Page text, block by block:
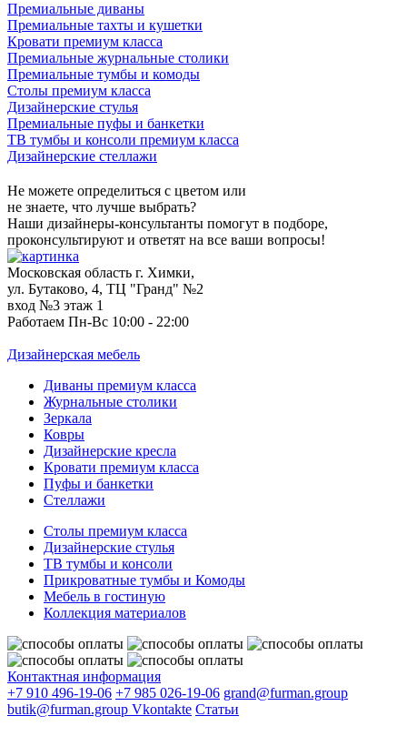
Премиальные диваны
Премиальные тахты и кушетки
Кровати премиум класса
Премиальные журнальные столики
Премиальные тумбы и комоды
Столы премиум класса
Дизайнерские стулья
Премиальные пуфы и банкетки
ТВ тумбы и консоли премиум класса
Дизайнерские стеллажи
Не можете определиться с цветом или
не знаете, что лучше выбрать?
Наши дизайнеры-консультанты помогут в подборе,
проконсультируют и ответят на все ваши вопросы!
Московская область г. Химки,
ул. Бутаково, 4, ТЦ "Гранд" №2
вход №3 этаж 1
Работаем Пн-Вс 10:00 - 22:00
Дизайнерская мебель
Диваны премиум класса
Журнальные столики
Зеркала
Ковры
Дизайнерские кресла
Кровати премиум класса
Пуфы и банкетки
Стеллажи
Столы премиум класса
Дизайнерские стулья
ТВ тумбы и консоли
Прикроватные тумбы и Комоды
Мебель в гостиную
Коллекция материалов
Контактная информация
+7 910 496-19-06 +7 985 026-19-06 grand@furman.group
butik@furman.group Vkontakte Статьи